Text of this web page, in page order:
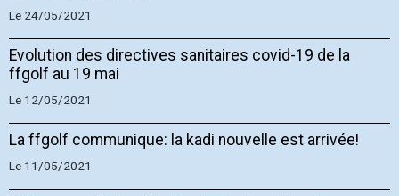
Le 24/05/2021
Evolution des directives sanitaires covid-19 de la
ffgolf au 19 mai
Le 12/05/2021
La ffgolf communique: la kadi nouvelle est arrivée!
Le 11/05/2021